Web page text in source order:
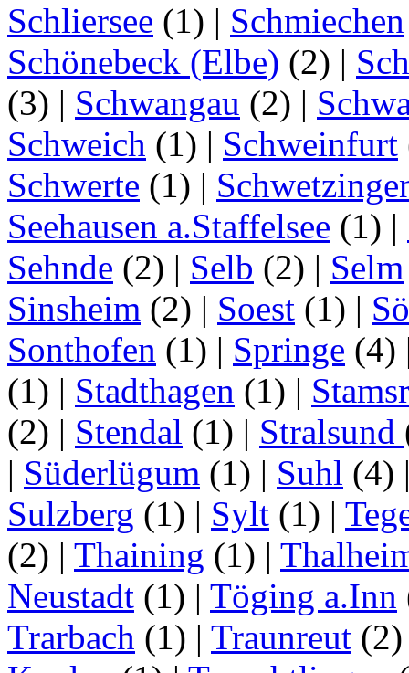
Schliersee (1) | Schmiechen
Schönebeck (Elbe) (2) |
(3) | Schwangau (2) |
Schweich (1) | Schweinfurt
Schwerte (1) |
Seehausen a.Staffelsee (1) |
Sehnde (2) | Selb (2) | Selm
Sinsheim (2) | Soest (1) |
Sonthofen (1) | Springe (4)
(1) | Stadthagen (1) |
(2) | Stendal (1) | Stralsund
| Süderlügum (1) | Suhl (4)
Sulzberg (1) | Sylt (1) |
(2) | Thaining (1) |
Neustadt (1) | Töging a.Inn
Trarbach (1) | Traunreut